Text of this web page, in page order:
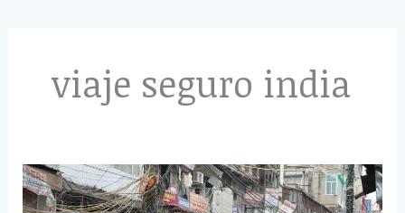
viaje seguro india
¿Es
India